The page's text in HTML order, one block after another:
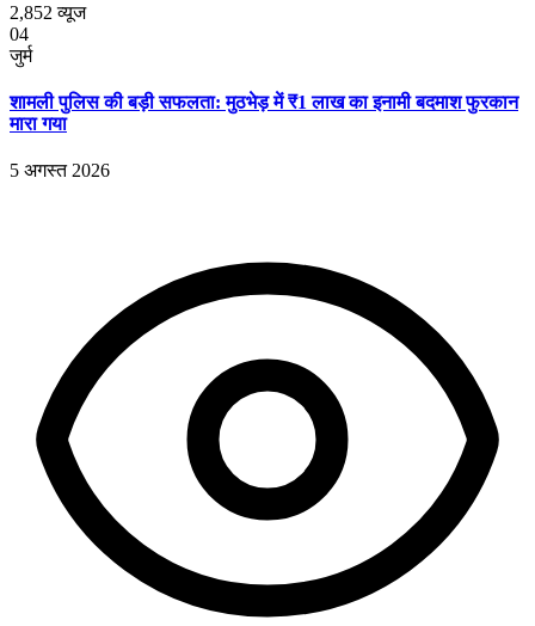
2,852 व्यूज
04
जुर्म
शामली पुलिस की बड़ी सफलता: मुठभेड़ में ₹1 लाख का इनामी बदमाश फुरकान
मारा गया
5 अगस्त 2026